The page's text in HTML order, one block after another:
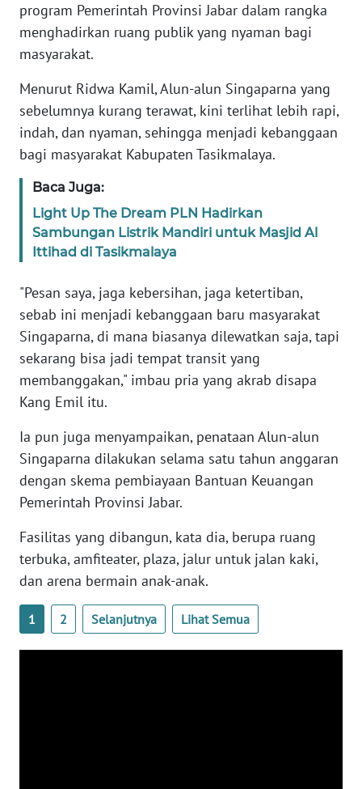
program Pemerintah Provinsi Jabar dalam rangka
menghadirkan ruang publik yang nyaman bagi
masyarakat.
Menurut Ridwa Kamil, Alun-alun Singaparna yang
sebelumnya kurang terawat, kini terlihat lebih rapi,
indah, dan nyaman, sehingga menjadi kebanggaan
bagi masyarakat Kabupaten Tasikmalaya.
Baca Juga:
Light Up The Dream PLN Hadirkan
Sambungan Listrik Mandiri untuk Masjid Al
Ittihad di Tasikmalaya
"Pesan saya, jaga kebersihan, jaga ketertiban,
sebab ini menjadi kebanggaan baru masyarakat
Singaparna, di mana biasanya dilewatkan saja, tapi
sekarang bisa jadi tempat transit yang
membanggakan," imbau pria yang akrab disapa
Kang Emil itu.
Ia pun juga menyampaikan, penataan Alun-alun
Singaparna dilakukan selama satu tahun anggaran
dengan skema pembiayaan Bantuan Keuangan
Pemerintah Provinsi Jabar.
Fasilitas yang dibangun, kata dia, berupa ruang
terbuka, amfiteater, plaza, jalur untuk jalan kaki,
dan arena bermain anak-anak.
1 2 Selanjutnya Lihat Semua
KEPRI
WN
PAPUA
BARAT
RIAU
WN
WN
JAMBI
WN
SULTRA
WN
NTB
WN
WN
SULBAR
BABEL